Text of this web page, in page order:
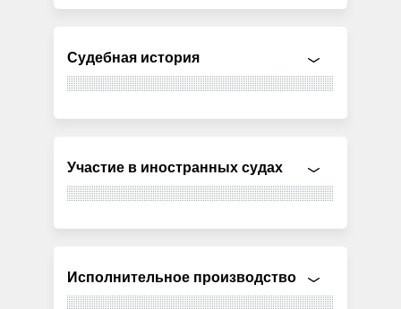
Судебная история
Участие в иностранных судах
Исполнительное производство